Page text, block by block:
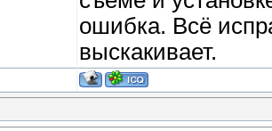
ошибка. Всё
выскакивает.